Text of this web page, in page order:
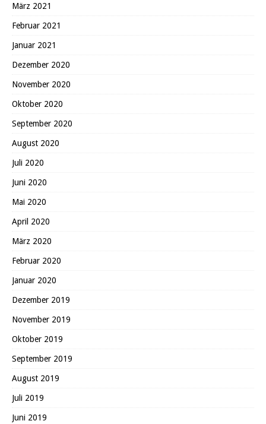
März 2021
Februar 2021
Januar 2021
Dezember 2020
November 2020
Oktober 2020
September 2020
August 2020
Juli 2020
Juni 2020
Mai 2020
April 2020
März 2020
Februar 2020
Januar 2020
Dezember 2019
November 2019
Oktober 2019
September 2019
August 2019
Juli 2019
Juni 2019